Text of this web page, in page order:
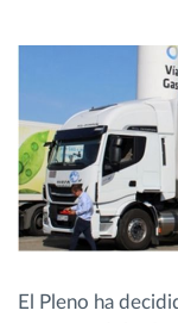
Descubrir
¿Cómo
actividad de su
El Pleno ha